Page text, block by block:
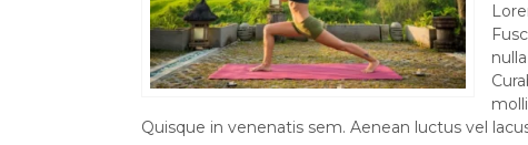
Quisque in venenatis sem. Aenean luctus vel